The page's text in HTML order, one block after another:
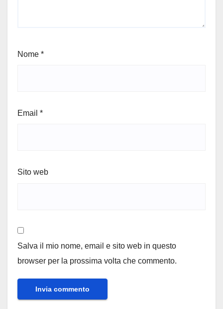
Nome *
Email *
Sito web
Salva il mio nome, email e sito web in questo
browser per la prossima volta che commento.